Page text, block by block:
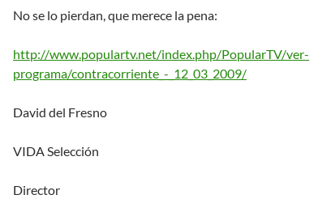
No se lo pierdan, que merece la pena:
http://www.populartv.net/index.php/PopularTV/ver-
programa/contracorriente_-_12_03_2009/
David del Fresno
VIDA Selección
Director